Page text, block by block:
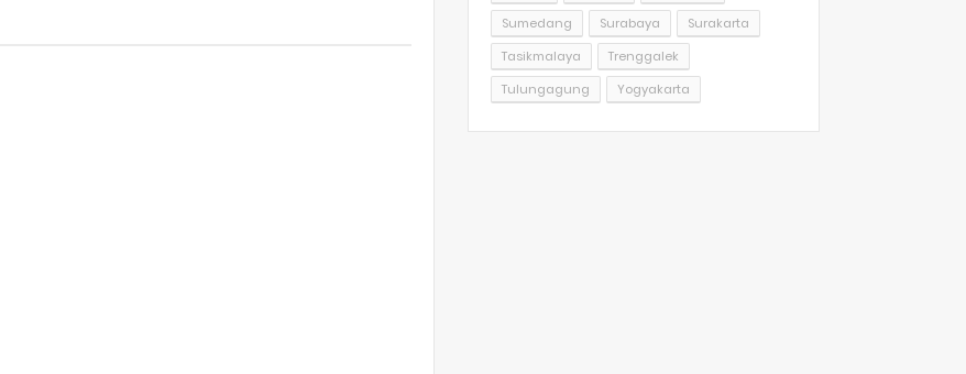
Sumedang
Surabaya
Surakarta
Tasikmalaya
Trenggalek
Tulungagung
Yogyakarta